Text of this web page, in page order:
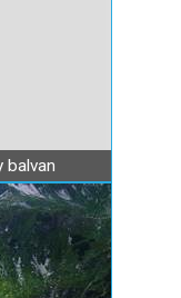
balvan